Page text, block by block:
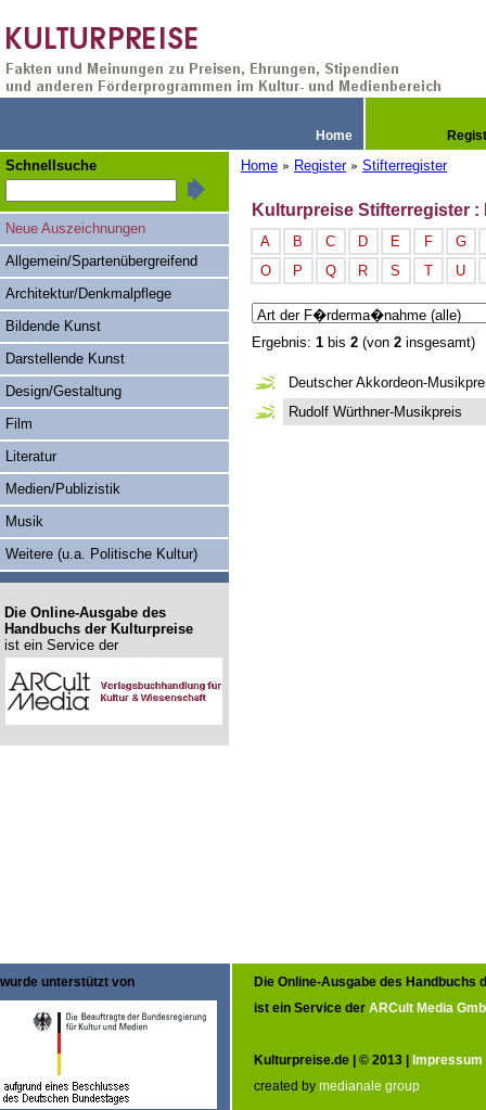
Home
Home » Register » Stifterregister
Kulturpreise Stifterregister :
A B C D E F
G
O
P Q R S T U
Ergebnis: 1 bis 2 (von 2 insgesamt)
Deutscher Akkordeon-
Rudolf Würthner-Musikpreis
Schnellsuche
Neue Auszeichnungen
Allgemein/Spartenübergreifend
Architektur/Denkmalpflege
Bildende Kunst
Darstellende Kunst
Design/Gestaltung
Film
Literatur
Medien/Publizistik
Musik
Weitere (u.a. Politische Kultur)
Die Online-Ausgabe des
Handbuchs der Kulturpreise
ist ein Service der
wurde unterstützt von
Die Online-Ausgabe des Handbuchs
ist ein Service der ARCult Media
Kulturpreise.de | © 2013 | Impressum
created by medianale group